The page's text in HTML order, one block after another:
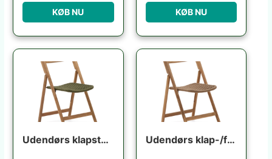
KØB NU KØB NU
Udendørs klapstol Kave Home Dandara foldbar i massivt akacietræ med grønt reb UV-resistent FSC-certificeret Udendørs klap-/foldestol Kave Home Dandara i FSC-certificeret akacietræ rustik brun